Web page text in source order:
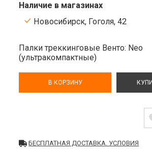
Наличие в магазинах
Новосибирск, Гоголя, 42
Палки треккинговые Венто: Neo
(ультракомпактные)
В КОРЗИНУ
БЕСПЛАТНАЯ ДОСТАВКА. УСЛОВИЯ